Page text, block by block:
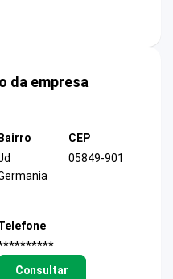
da empresa
Bairro
CEP
05849-901
Consultar